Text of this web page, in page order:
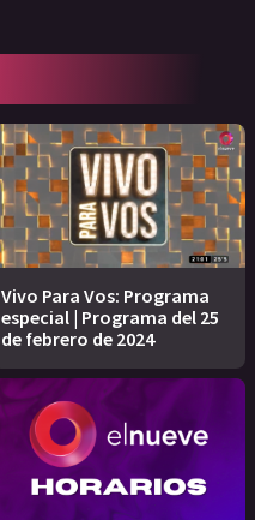
Vivo Para Vos: Programa
especial | Programa del 25
de febrero de 2024